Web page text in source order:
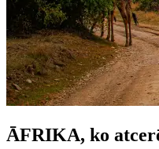
ĀFRIKA, ko